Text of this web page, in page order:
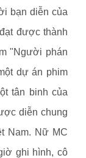
bạn diễn của
được thành
"Người phán
dự án phim
tân binh của
diễn chung
Nam. Nữ MC
ghi hình, cô